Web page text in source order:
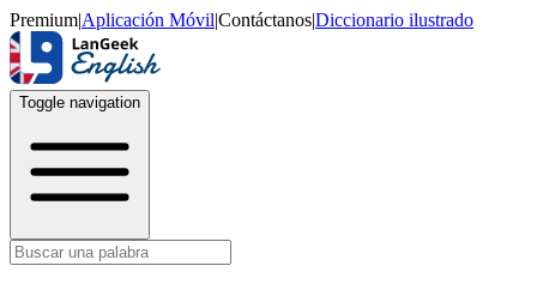
Premium|Aplicación Móvil|Contáctanos|Diccionario ilustrado
Toggle navigation